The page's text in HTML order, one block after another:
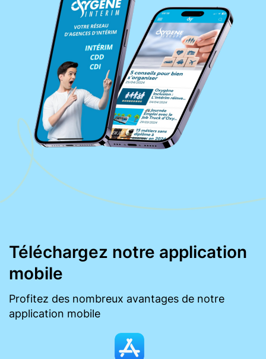
Téléchargez notre application
mobile
Profitez des nombreux avantages de notre
application mobile